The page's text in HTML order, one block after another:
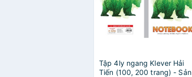
Tập 4ly ngang Klever Hải
Tiến (100, 200 trang) - Sản